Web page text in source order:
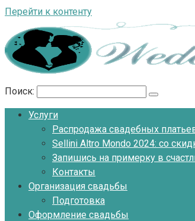
Перейти к контенту
Поиск:
Услуги
Распродажа свадебных
Sellini Altro Mondo 2024: со
Запишись на примерку в
Контакты
Организация свадьбы
Подготовка
Оформление свадьбы